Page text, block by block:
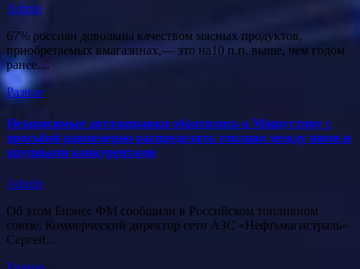
Admin
67% россиян довольны качеством мясных продуктов,
приобретаемых вмагазинах,— это на10 п.п. выше, чем годом
ранее....
Разное
Независимые автозаправки обратились к Мишустину с
просьбой равномерно распределять топливо между ними и
крупными конкурентами
Admin
Об этом Бизнес ФМ сообщили в Российском топливном
союзе. Коммерческий директор сети АЗС «Нефтьмагистраль»
Сергей...